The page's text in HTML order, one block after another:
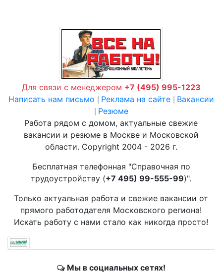
Для связи с менеджером +7 (495) 995-1223
Написать нам письмо
Реклама на сайте Вакансии
Резюме
Работа рядом с домом, актуальные свежие
вакансии и резюме в Москве и Московской
области. Copyright 2004 - 2026 г.
Бесплатная телефонная "Справочная по
трудоустройству (+7 495) 99-555-99)".
Только актуальная работа и свежие вакансии от
прямого работодателя Московского региона!
Искать работу с нами стало как никогда просто!
Мы в социальных сетях!